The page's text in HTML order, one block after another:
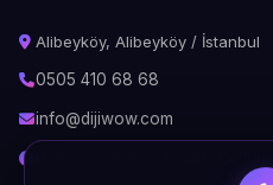
Alibeyköy, Alibeyköy / İstanbul
0505 410 68 68
info@dijiwow.com